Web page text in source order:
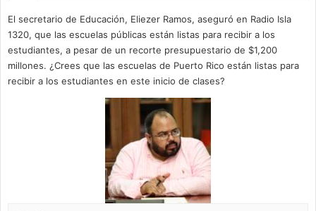
El secretario de Educación, Eliezer Ramos, aseguró en Radio Isla
1320, que las escuelas públicas están listas para recibir a los
estudiantes, a pesar de un recorte presupuestario de $1,200
millones. ¿Crees que las escuelas de Puerto Rico están listas para
recibir a los estudiantes en este inicio de clases?